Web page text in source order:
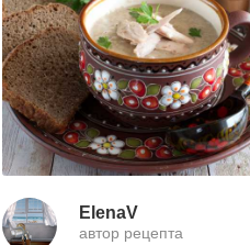
ElenaV
автор рецепта